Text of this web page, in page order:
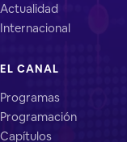
Actualidad
Internacional
EL CANAL
Programas
Programación
Capítulos